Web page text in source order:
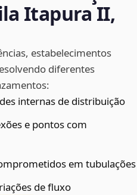
Itapura II,
estabelecimentos
diferentes
internas de distribuição
e pontos com
em tubulações
de fluxo